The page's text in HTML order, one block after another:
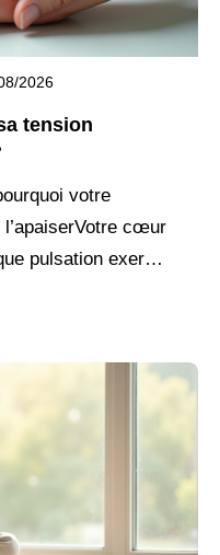
2026
tension
votre
cœur
pulsation exerce